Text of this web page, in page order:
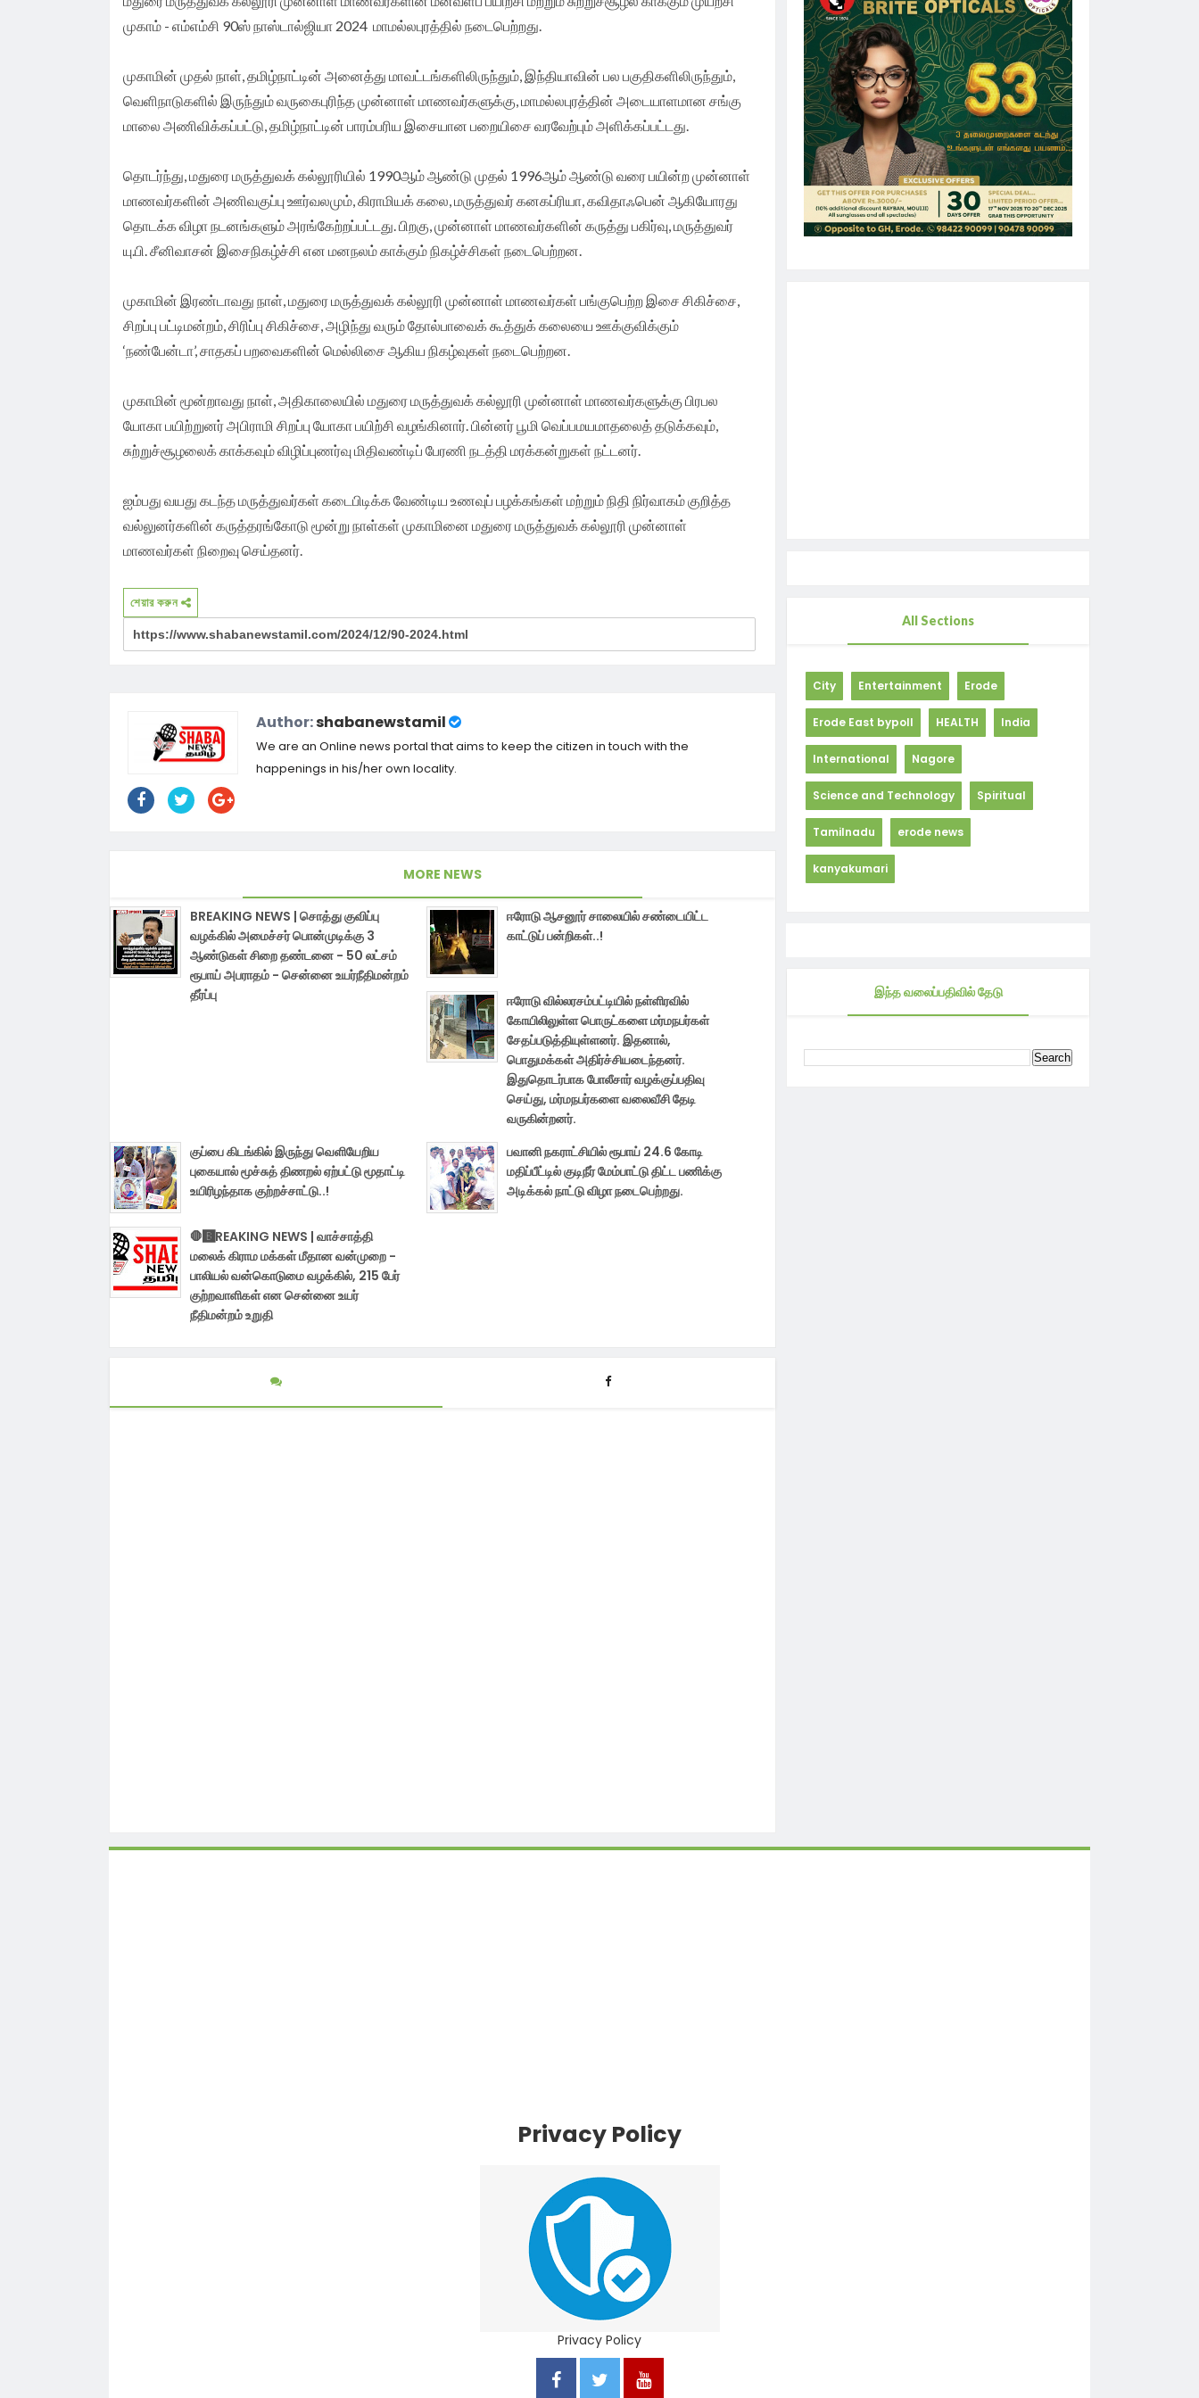
முகாம் - எம்எம்சி 90ஸ் நாஸ்டால்ஜியா 2024 மாமல்லபுரத்தில் நடைபெற்றது.
முகாமின் முதல் நாள், தமிழ்நாட்டின் அனைத்து மாவட்டங்களிலிருந்தும், இந்தியாவின் பல பகுதிகளிலிருந்தும்,
வெளிநாடுகளில் இருந்தும் வருகைபுரிந்த முன்னாள் மாணவர்களுக்கு, மாமல்லபுரத்தின் அடையாளமான சங்கு
மாலை அணிவிக்கப்பட்டு, தமிழ்நாட்டின் பாரம்பரிய இசையான பறையிசை வரவேற்பும் அளிக்கப்பட்டது.
தொடர்ந்து, மதுரை மருத்துவக் கல்லூரியில் 1990ஆம் ஆண்டு முதல் 1996ஆம் ஆண்டு வரை பயின்ற முன்னாள்
மாணவர்களின் அணிவகுப்பு ஊர்வலமும், கிராமியக் கலை, மருத்துவர் கனகப்ரியா, கவிதாஃபென் ஆகியோரது
தொடக்க விழா நடனங்களும் அரங்கேற்றப்பட்டது. பிறகு, முன்னாள் மாணவர்களின் கருத்து பகிர்வு, மருத்துவர்
யு.பி. சீனிவாசன் இசைநிகழ்ச்சி என மனநலம் காக்கும் நிகழ்ச்சிகள் நடைபெற்றன.
முகாமின் இரண்டாவது நாள், மதுரை மருத்துவக் கல்லூரி முன்னாள் மாணவர்கள் பங்குபெற்ற இசை சிகிச்சை,
சிறப்பு பட்டிமன்றம், சிரிப்பு சிகிச்சை, அழிந்து வரும் தோல்பாவைக் கூத்துக் கலையை ஊக்குவிக்கும்
‘நண்பேன்டா’, சாதகப் பறவைகளின் மெல்லிசை ஆகிய நிகழ்வுகள் நடைபெற்றன.
முகாமின் மூன்றாவது நாள், அதிகாலையில் மதுரை மருத்துவக் கல்லூரி முன்னாள் மாணவர்களுக்கு பிரபல
யோகா பயிற்றுனர் அபிராமி சிறப்பு யோகா பயிற்சி வழங்கினார். பின்னர் பூமி வெப்பமயமாதலைத் தடுக்கவும்,
சுற்றுச்சூழலைக் காக்கவும் விழிப்புணர்வு மிதிவண்டிப் பேரணி நடத்தி மரக்கன்றுகள் நட்டனர்.
ஐம்பது வயது கடந்த மருத்துவர்கள் கடைபிடிக்க வேண்டிய உணவுப் பழக்கங்கள் மற்றும் நிதி நிர்வாகம் குறித்த
வல்லுனர்களின் கருத்தரங்கோடு மூன்று நாள்கள் முகாமினை மதுரை மருத்துவக் கல்லூரி முன்னாள்
மாணவர்கள் நிறைவு செய்தனர்.
শেয়ার করুন
Author:shabanewstamil
We are an Online news portal that aims to keep the citizen in touch with the
happenings in his/her own locality.
MORE NEWS
BREAKING NEWS | சொத்து குவிப்பு
வழக்கில் அமைச்சர் பொன்முடிக்கு 3
ஆண்டுகள் சிறை தண்டனை - 50 லட்சம்
ரூபாய் அபராதம் - சென்னை உயர்நீதிமன்றம்
தீர்ப்பு
ஈரோடு ஆசனூர் சாலையில் சண்டையிட்ட
காட்டுப் பன்றிகள்..!
ஈரோடு வில்லரசம்பட்டியில் நள்ளிரவில்
கோயிலிலுள்ள பொருட்களை மர்மநபர்கள்
சேதப்படுத்தியுள்ளனர். இதனால்,
பொதுமக்கள் அதிர்ச்சியடைந்தனர்.
இதுதொடர்பாக போலீசார் வழக்குப்பதிவு
செய்து, மர்மநபர்களை வலைவீசி தேடி
வருகின்றனர்.
குப்பை கிடங்கில் இருந்து வெளியேறிய
புகையால் மூச்சுத் திணறல் ஏற்பட்டு மூதாட்டி
உயிரிழந்தாக குற்றச்சாட்டு..!
பவானி நகராட்சியில் ரூபாய் 24.6 கோடி
மதிப்பீட்டில் குடிநீர் மேம்பாட்டு திட்ட பணிக்கு
அடிக்கல் நாட்டு விழா நடைபெற்றது.
🛑🅱️REAKING NEWS | வாச்சாத்தி
மலைக் கிராம மக்கள் மீதான வன்முறை -
பாலியல் வன்கொடுமை வழக்கில், 215 பேர்
குற்றவாளிகள் என சென்னை உயர்
நீதிமன்றம் உறுதி
All Sections
City Entertainment Erode
Erode East bypoll HEALTH India
International Nagore
Science and Technology Spiritual
Tamilnadu erode news
kanyakumari
இந்த வலைப்பதிவில் தேடு
Privacy Policy
Privacy Policy